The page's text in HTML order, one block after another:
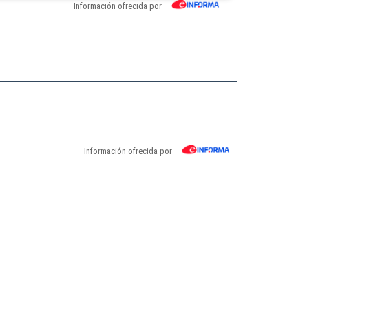
Información ofrecida por
Información ofrecida por